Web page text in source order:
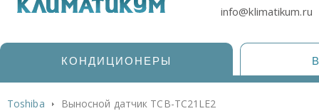
info@klimatikum.ru
КОНДИЦИОНЕРЫ
Toshiba Выносной датчик TCB-TC21LE2